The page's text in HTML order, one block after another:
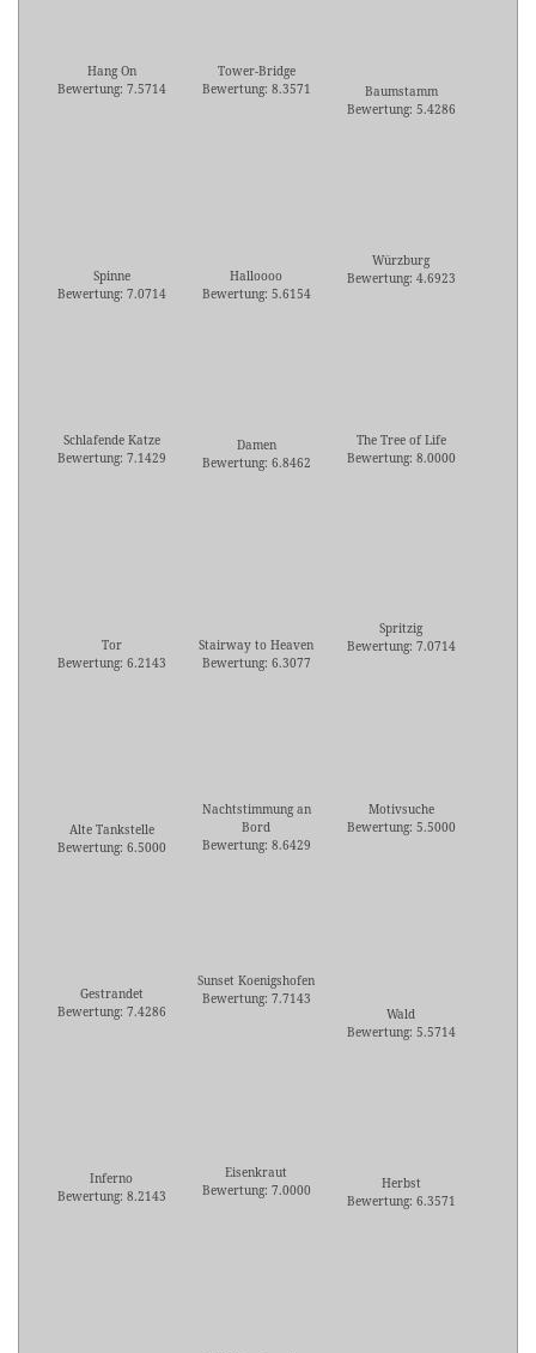
Hang On
Bewertung: 7.5714
Tower-Bridge
Bewertung: 8.3571
Baumstamm
Bewertung: 5.4286
Spinne
Bewertung: 7.0714
Halloooo
Bewertung: 5.6154
Würzburg
Bewertung: 4.6923
Schlafende Katze
Bewertung: 7.1429
Damen
Bewertung: 6.8462
The Tree of Life
Bewertung: 8.0000
Tor
Bewertung: 6.2143
Stairway to Heaven
Bewertung: 6.3077
Spritzig
Bewertung: 7.0714
Alte Tankstelle
Bewertung: 6.5000
Nachtstimmung an
Bord
Bewertung: 8.6429
Motivsuche
Bewertung: 5.5000
Gestrandet
Bewertung: 7.4286
Sunset Koenigshofen
Bewertung: 7.7143
Wald
Bewertung: 5.5714
Inferno
Bewertung: 8.2143
Eisenkraut
Bewertung: 7.0000
Herbst
Bewertung: 6.3571